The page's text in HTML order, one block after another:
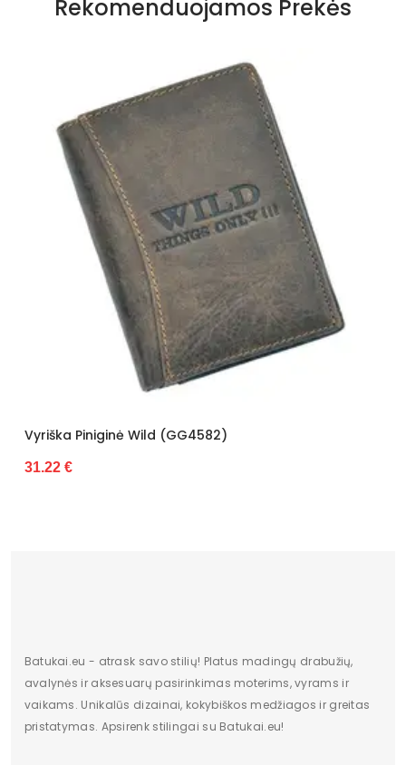
Rekomenduojamos Prekės
Batukai.eu - atrask savo stilių! Platus madingų drabužių,
avalynės ir aksesuarų pasirinkimas moterims, vyrams ir
vaikams. Unikalūs dizainai, kokybiškos medžiagos ir greitas
pristatymas. Apsirenk stilingai su Batukai.eu!